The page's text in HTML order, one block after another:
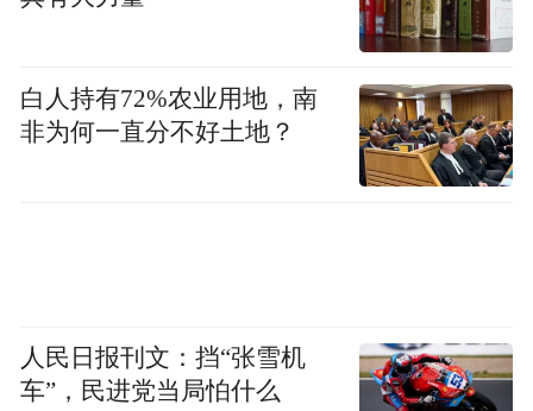
白人持有72%农业用地，南
非为何一直分不好土地？
人民日报刊文：挡“张雪机
车”，民进党当局怕什么